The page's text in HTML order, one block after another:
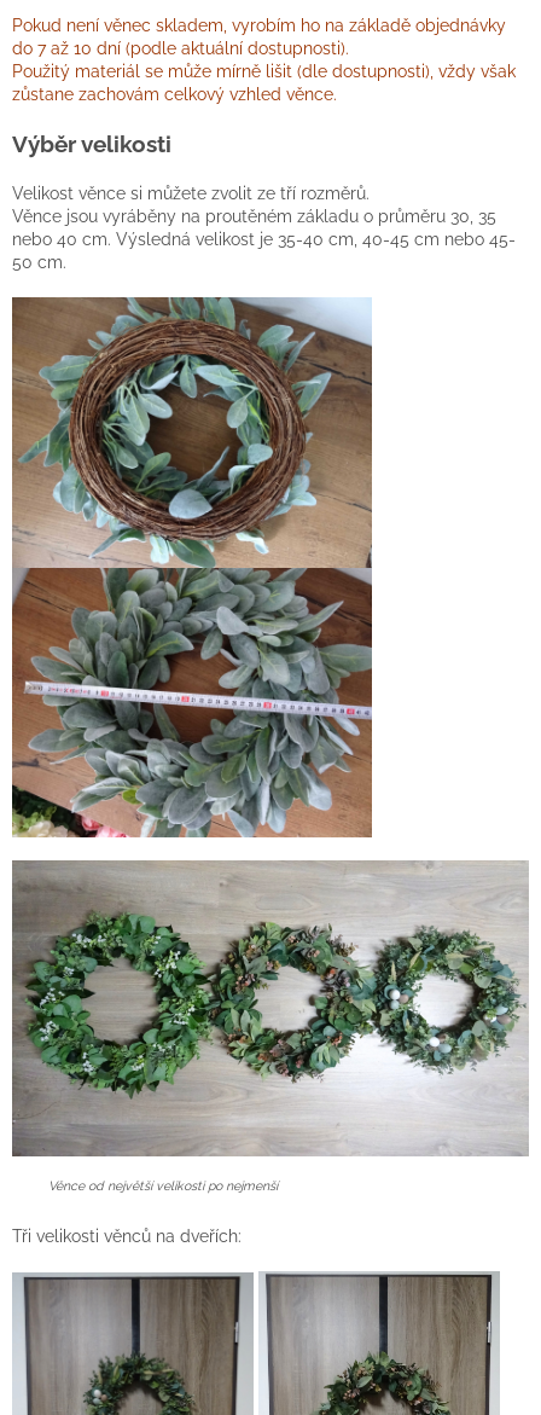
Pokud není věnec skladem, vyrobím ho na základě objednávky
do 7 až 10 dní (podle aktuální dostupnosti).
Použitý materiál se může mírně lišit (dle dostupnosti), vždy však
zůstane zachovám celkový vzhled věnce.
Výběr velikosti
Velikost věnce si můžete zvolit ze tří rozměrů.
Věnce jsou vyráběny na proutěném základu o průměru 30, 35
nebo 40 cm. Výsledná velikost je 35-40 cm, 40-45 cm nebo 45-
50 cm.
Věnce od největší velikosti po nejmenší
Tři velikosti věnců na dveřích: